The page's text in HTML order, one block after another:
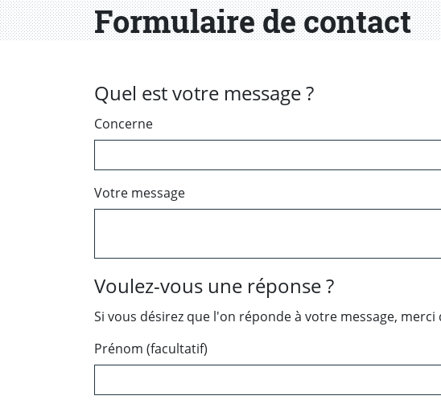
Formulaire de contact
Quel est votre message ?
Concerne
Votre message
Voulez-vous une réponse ?
Si vous désirez que l'on réponde à votre message,
Prénom (facultatif)